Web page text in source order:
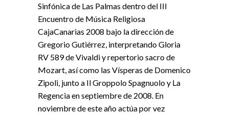
Sinfónica de Las Palmas dentro del III
Encuentro de Música Religiosa
CajaCanarias 2008 bajo la dirección de
Gregorio Gutiérrez, interpretando Gloria
RV 589 de Vivaldi y repertorio sacro de
Mozart, así como las Vísperas de Domenico
Zipoli, junto a Il Groppolo Spagnuolo y La
Regencia en septiembre de 2008. En
noviembre de este año actúa por vez